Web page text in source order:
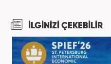
İLGİNİZİ ÇEKEBİLİR